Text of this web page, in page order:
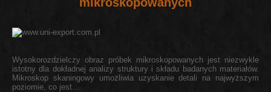
Wysokorozdzielczy obraz próbek mikroskopowanych jest niezwykle
istotny dla dokładnej analizy struktury i składu badanych materiałów.
Mikroskop skaningowy umożliwia uzyskanie detali na najwyższym
poziomie, co jest...